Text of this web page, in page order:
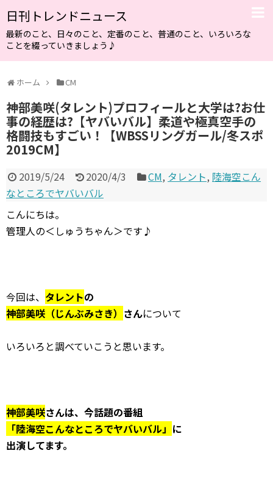
日刊トレンドニュース
最新のこと、日々のこと、定番のこと、普通のこと、いろいろな
ことを綴っていきましょう♪
ホーム CM
神部美咲(タレント)プロフィールと大学は?お仕
事の経歴は?【ヤバいバル】柔道や極真空手の
格闘技もすごい！【WBSSリングガール/冬スポ
2019CM】
2019/5/24 2020/4/3 CM, タレント, 陸海空こん
なところでヤバいバル
こんにちは。
管理人の＜しゅうちゃん＞です♪
今回は、 タレントの
神部美咲（じんぶみさき） さんについて
いろいろと調べていこうと思います。
神部美咲さんは、今話題の番組
「陸海空こんなところでヤバいバル」 に
出演してます。